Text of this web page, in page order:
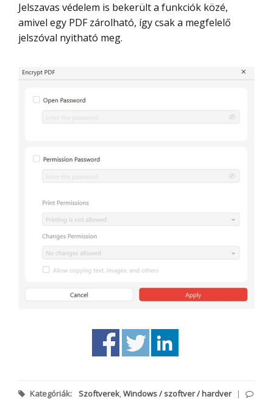
Jelszavas védelem is bekerült a funkciók közé,
amivel egy PDF zárolható, így csak a megfelelő
jelszóval nyitható meg.
Kategóriák: Szoftverek,Windows / szoftver / hardver |